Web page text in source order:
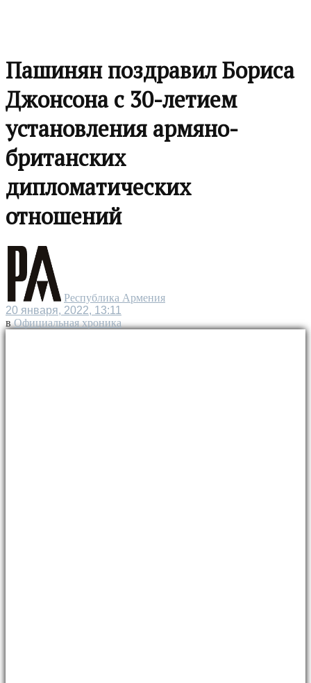
Пашинян поздравил Бориса
Джонсона с 30-летием
установления армяно-
британских
дипломатических
отношений
Республика Армения
20 января, 2022, 13:11
в Официальная хроника